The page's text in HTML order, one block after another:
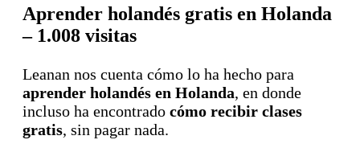
Aprender holandés gratis en Holanda
– 1.008 visitas
Leanan nos cuenta cómo lo ha hecho para
aprender holandés en Holanda, en donde
incluso ha encontrado cómo recibir clases
gratis, sin pagar nada.